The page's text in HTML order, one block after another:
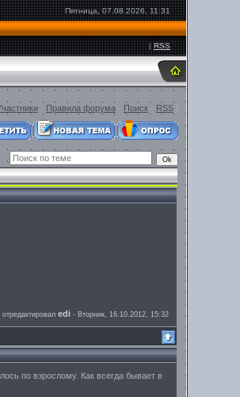
Пятница, 07.08.2026, 11:31
|RSS
Правила форума Поиск RSS ]
edi - Вторник, 16.10.2012, 15:32
по взрослому. Как всегда бывает в